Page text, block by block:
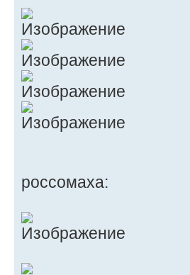
россомаха: